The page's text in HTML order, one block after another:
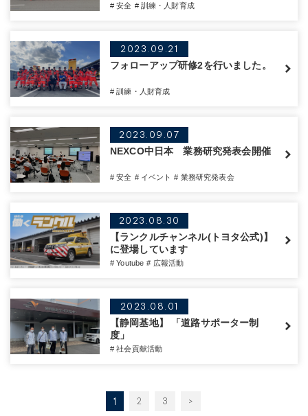
# 安全 # 訓練・人財育成
2023.09.21
フォローアップ研修2を行いました。
# 訓練・人財育成
2023.09.07
NEXCO中日本 業務研究発表会開催
# 安全 # イベント # 業務研究発表会
2023.08.30
【ランクルチャンネル(トヨタ公式)】
に登場しています
# Youtube # 広報活動
2023.08.01
【静岡基地】 「道路サポーター制
度」
# 社会貢献活動
1 2 3 >